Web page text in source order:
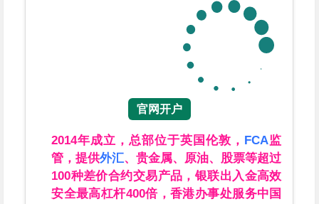
官网开户
2014年成立，总部位于英国伦敦， FCA监
管，提供外汇、贵金属、原油、股票等超过
100种差价合约交易产品，银联出入金高效
安全最高杠杆400倍，香港办事处服务中国